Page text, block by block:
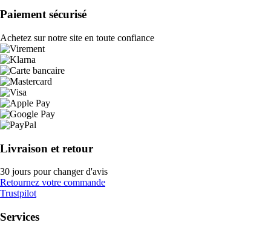
Paiement sécurisé
Achetez sur notre site en toute confiance
Livraison et retour
30 jours pour changer d'avis
Retournez votre commande
Trustpilot
Services